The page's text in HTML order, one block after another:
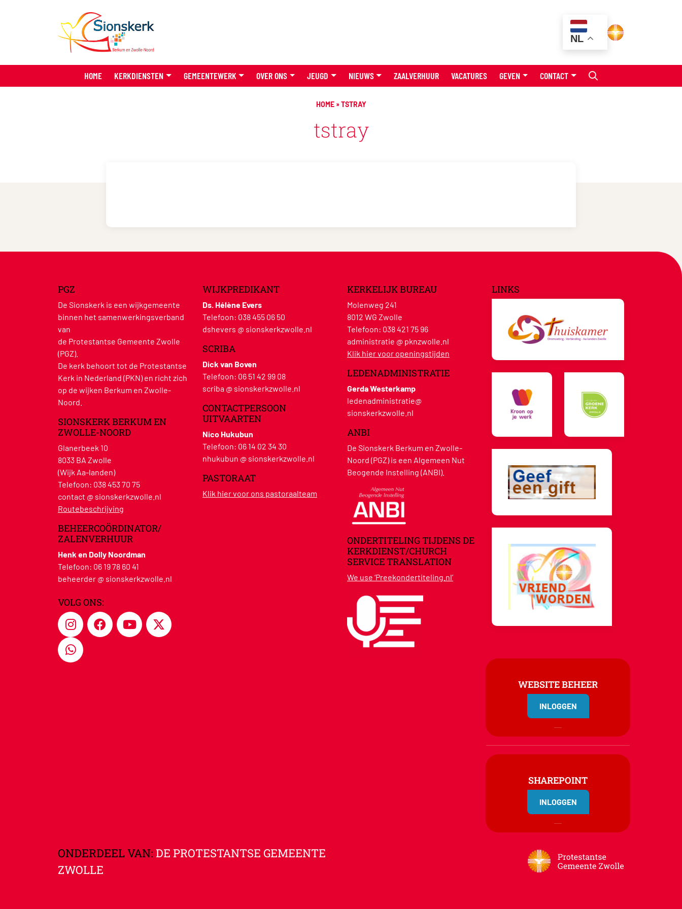
NL
HOME KERKDIENSTEN GEMEENTEWERK OVER ONS JEUGD NIEUWS ZAALVERHUUR VACATURES GEVEN CONTACT
HOME»TSTRAY
tstray
PGZ
De Sionskerk is een wijkgemeente
binnen het samenwerkingsverband
van
de Protestantse Gemeente Zwolle
(PGZ).
De kerk behoort tot de Protestantse
Kerk in Nederland (PKN) en richt zich
op de wijken Berkum en Zwolle-
Noord.
SIONSKERK BERKUM EN
ZWOLLE-NOORD
Glanerbeek 10
8033 BA Zwolle
(Wijk Aa-landen)
Telefoon: 038 453 70 75
contact @ sionskerkzwolle.nl
Routebeschrijving
BEHEERCOÖRDINATOR/
ZALENVERHUUR
Henk en Dolly Noordman
Telefoon: 06 19 78 60 41
beheerder @ sionskerkzwolle.nl
VOLG ONS:
WIJKPREDIKANT
Ds. Hélène Evers
Telefoon: 038 455 06 50
dshevers @ sionskerkzwolle.nl
SCRIBA
Dick van Boven
Telefoon: 06 51 42 99 08
scriba @ sionskerkzwolle.nl
CONTACTPERSOON
UITVAARTEN
Nico Hukubun
Telefoon: 06 14 02 34 30
nhukubun @ sionskerkzwolle.nl
PASTORAAT
Klik hier voor ons pastoraalteam
KERKELIJK BUREAU
Molenweg 241
8012 WG Zwolle
Telefoon: 038 421 75 96
administratie @ pknzwolle.nl
Klik hier voor openingstijden
LEDENADMINISTRATIE
Gerda Westerkamp
ledenadministratie@
sionskerkzwolle.nl
ANBI
De Sionskerk Berkum en Zwolle-
Noord (PGZ) is een Algemeen Nut
Beogende Instelling (ANBI).
ONDERTITELING TIJDENS DE
KERKDIENST/CHURCH
SERVICE TRANSLATION
We use ‘Preekondertiteling.nl’
LINKS
WEBSITE BEHEER
INLOGGEN
SHAREPOINT
INLOGGEN
ONDERDEEL VAN: DE PROTESTANTSE GEMEENTE
ZWOLLE